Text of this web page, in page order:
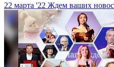
22 марта '22 Ждем ваших